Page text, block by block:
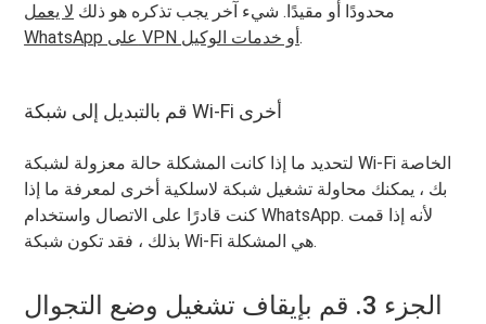
محدودًا أو مقيدًا. شيء آخر يجب تذكره هو ذلك لا يعمل
WhatsApp على VPN أو خدمات الوكيل.
قم بالتبديل إلى شبكة Wi-Fi أخرى
لتحديد ما إذا كانت المشكلة حالة معزولة لشبكة Wi-Fi الخاصة
بك ، يمكنك محاولة تشغيل شبكة لاسلكية أخرى لمعرفة ما إذا
كنت قادرًا على الاتصال واستخدام WhatsApp. لأنه إذا قمت
بذلك ، فقد تكون شبكة Wi-Fi هي المشكلة.
الجزء 3. قم بإيقاف تشغيل وضع التجوال